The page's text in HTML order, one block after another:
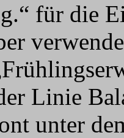
für die
Linie
unter